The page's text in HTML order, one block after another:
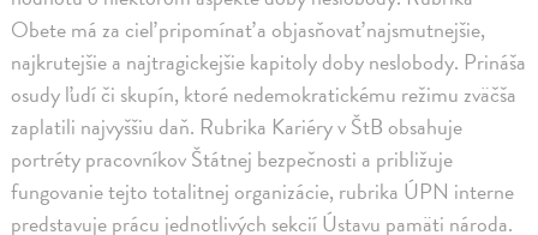
Obete má za cieľ pripomínať a objasňovať najsmutnejšie,
najkrutejšie a najtragickejšie kapitoly doby neslobody. Prináša
osudy ľudí či skupín, ktoré nedemokratickému režimu zväčša
zaplatili najvyššiu daň. Rubrika Kariéry v ŠtB obsahuje
portréty pracovníkov Štátnej bezpečnosti a približuje
fungovanie tejto totalitnej organizácie, rubrika ÚPN interne
predstavuje prácu jednotlivých sekcií Ústavu pamäti národa.